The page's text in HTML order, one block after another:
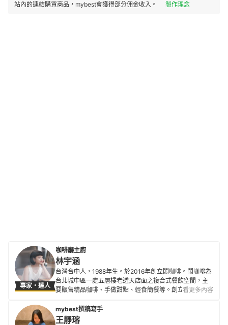
站內的連結購買商品，mybest會獲得部分佣金收入。
製作理念
專家・達人
咖啡廳主廚
林宇涵
台灣台中人，1988年生。於2016年創立鬧咖啡。鬧咖啡為
台北城中區一處五層樓老透天店面之複合式餐飲空間，主
要販售精品咖啡、手做甜點、輕食簡餐等。創立咖啡店後
甜點時所產生的各種化學變化，從掌握食材調配的比例、
溫度、濕度、力道、味道等所有變因中，不斷嘗試只為找
看更多內容
mybest撰稿寫手
王靜瑢